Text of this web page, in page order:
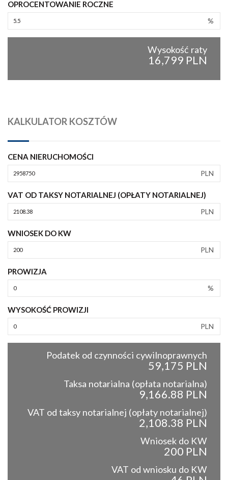
OPROCENTOWANIE ROCZNE
%
Wysokość raty
16,799 PLN
KALKULATOR KOSZTÓW
CENA NIERUCHOMOŚCI
PLN
VAT OD TAKSY NOTARIALNEJ (OPŁATY NOTARIALNEJ)
PLN
WNIOSEK DO KW
PLN
PROWIZJA
%
WYSOKOŚĆ PROWIZJI
PLN
Podatek od czynności cywilnoprawnych
59,175 PLN
Taksa notarialna (opłata notarialna)
9,166.88 PLN
VAT od taksy notarialnej (opłaty notarialnej)
2,108.38 PLN
Wniosek do KW
200 PLN
VAT od wniosku do KW